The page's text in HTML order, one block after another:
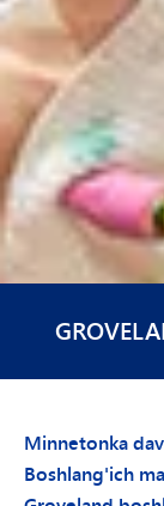
Minnetonka
Boshlang'ich